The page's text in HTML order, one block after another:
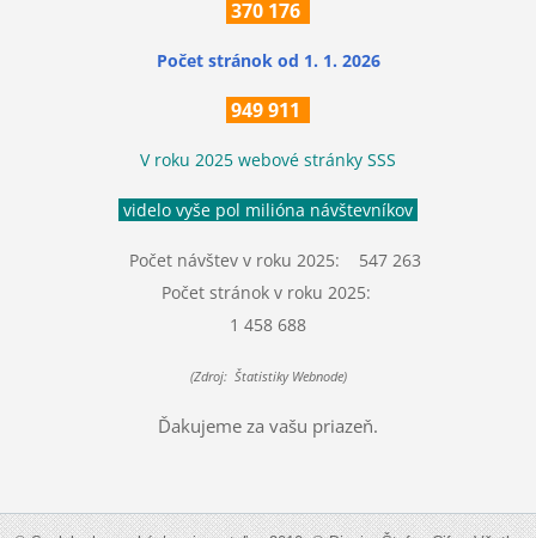
370 176
Počet stránok od 1. 1. 2026
949 911
V roku 2025 webové stránky SSS
videlo vyše pol milióna návštevníkov
Počet návštev v roku 2025: 547 263
Počet stránok v roku 2025:
1 458 688
(Zdroj: Štatistiky Webnode)
Ďakujeme za vašu priazeň.